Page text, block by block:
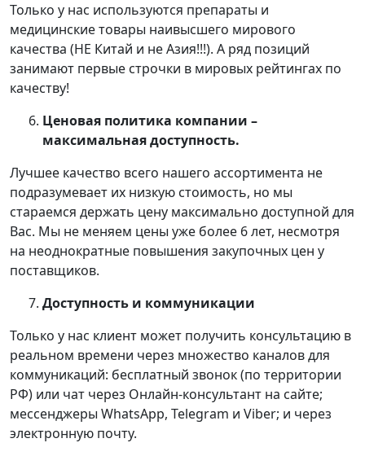
Только у нас используются препараты и
медицинские товары наивысшего мирового
качества (НЕ Китай и не Азия!!!). А ряд позиций
занимают первые строчки в мировых рейтингах по
качеству!
Ценовая политика компании –
максимальная доступность.
Лучшее качество всего нашего ассортимента не
подразумевает их низкую стоимость, но мы
стараемся держать цену максимально доступной для
Вас. Мы не меняем цены уже более 6 лет, несмотря
на неоднократные повышения закупочных цен у
поставщиков.
Доступность и коммуникации
Только у нас клиент может получить консультацию в
реальном времени через множество каналов для
коммуникаций: бесплатный звонок (по территории
РФ) или чат через Онлайн-консультант на сайте;
мессенджеры WhatsApp, Telegram и Viber; и через
электронную почту.